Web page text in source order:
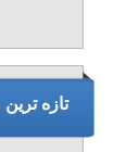
تازه